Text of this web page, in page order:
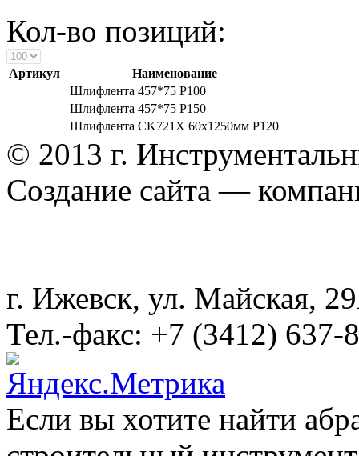
Кол-во позиций:
Артикул
Наименование
Шлифлента 457*75 Р100
Шлифлента 457*75 Р150
Шлифлента CK721X 60х1250мм P120
© 2013 г.
Создание сайта —
г. Ижевск, ул. Майская,
Тел.-факс: +7 (3412) 637-
Если вы хотите найти